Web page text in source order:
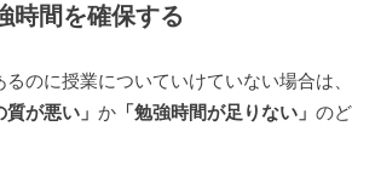
時間を確保する
のに授業についていけていない場合は、
質が悪い」 か「勉強時間が足りない」 のど